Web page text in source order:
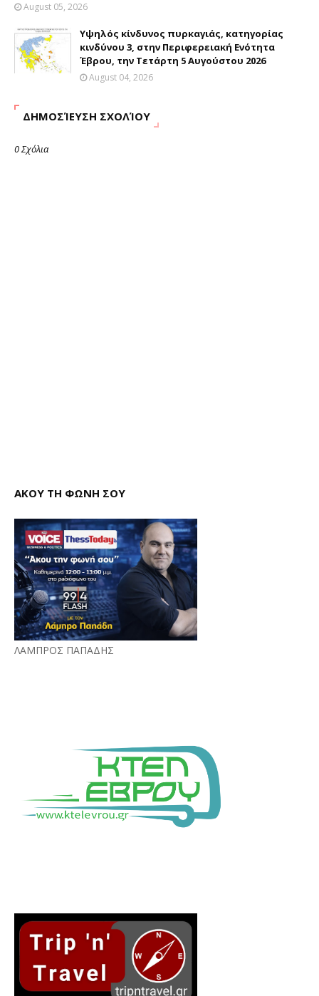
August 05, 2026
Υψηλός κίνδυνος πυρκαγιάς, κατηγορίας
κινδύνου 3, στην Περιφερειακή Ενότητα
Έβρου, την Τετάρτη 5 Αυγούστου 2026
August 04, 2026
ΔΗΜΟΣΊΕΥΣΗ ΣΧΟΛΊΟΥ
0 Σχόλια
ΑΚΟΥ ΤΗ ΦΩΝΗ ΣΟΥ
ΛΑΜΠΡΟΣ ΠΑΠΑΔΗΣ